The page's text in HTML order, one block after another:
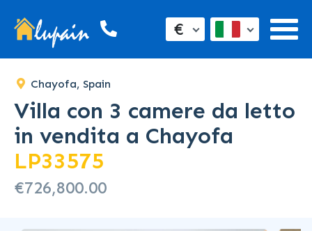
€
Chayofa, Spain
Villa con 3 camere da letto
in vendita a Chayofa
LP33575
€726,800.00
SOLD